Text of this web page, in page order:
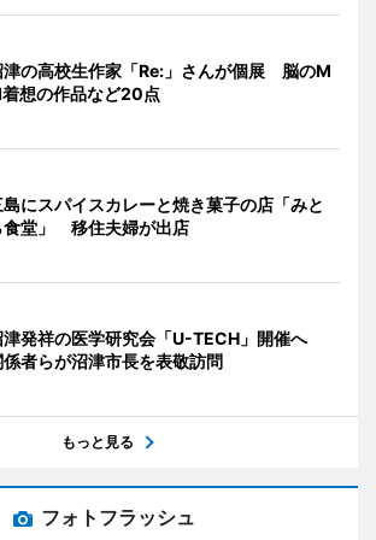
津の高校生作家「Re:」さんが個展 脳のM
着想の作品など20点
島にスパイスカレーと焼き菓子の店「みと
食堂」 移住夫婦が出店
津発祥の医学研究会「U-TECH」開催へ
係者らが沼津市長を表敬訪問
もっと見る
フォトフラッシュ